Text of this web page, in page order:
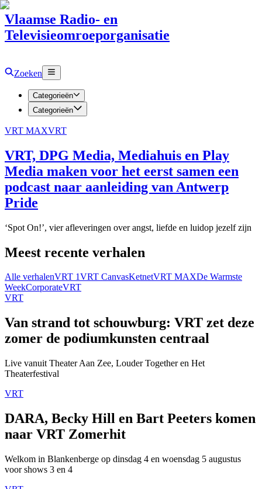
Vlaamse Radio- en
Televisieomroeporganisatie
Zoeken
Categorieën
Categorieën
VRT MAXVRT
VRT, DPG Media, Mediahuis en Play
Media maken voor het eerst samen een
podcast naar aanleiding van Antwerp
Pride
‘Spot On!’, vier afleveringen over angst, liefde en luidop jezelf zijn
Meest recente verhalen
Alle verhalenVRT 1VRT CanvasKetnetVRT MAXDe Warmste
WeekCorporateVRT
VRT
Van strand tot schouwburg: VRT zet deze
zomer de podiumkunsten centraal
Live vanuit Theater Aan Zee, Louder Together en Het
Theaterfestival
VRT
DARA, Becky Hill en Bart Peeters komen
naar VRT Zomerhit
Welkom in Blankenberge op dinsdag 4 en woensdag 5 augustus
voor shows 3 en 4